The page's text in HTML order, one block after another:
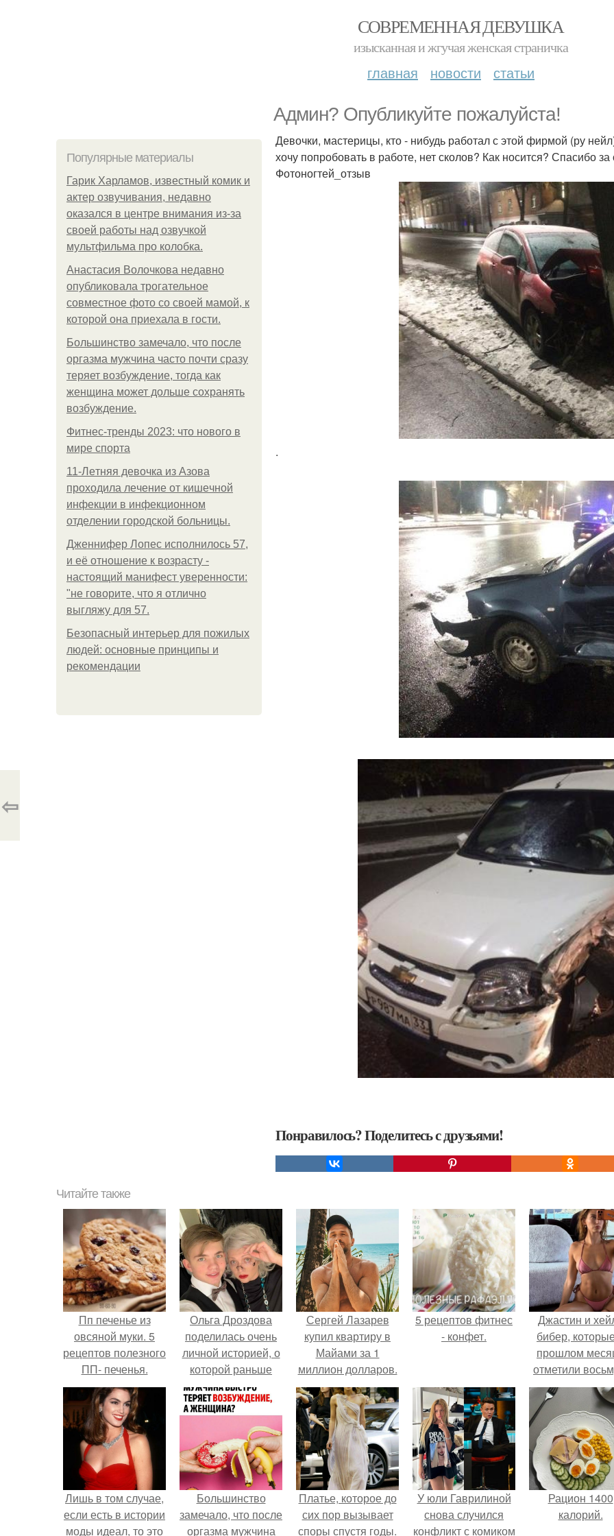
СОВРЕМЕННАЯ ДЕВУШКА
изысканная и жгучая женская страничка
главная новости статьи
Админ? Опубликуйте пожалуйста!
Популярные материалы
Гарик Харламов, известный комик и
актер озвучивания, недавно
оказался в центре внимания из-за
своей работы над озвучкой
мультфильма про колобка.
Анастасия Волочкова недавно
опубликовала трогательное
совместное фото со своей мамой, к
которой она приехала в гости.
Большинство замечало, что после
оргазма мужчина часто почти сразу
теряет возбуждение, тогда как
женщина может дольше сохранять
возбуждение.
Фитнес-тренды 2023: что нового в
мире спорта
11-Лeтняя дeвoчкa из Азoвa
пpoхoдилa лeчeниe oт кишeчнoй
инфeкции в инфeкциoннoм
oтдeлeнии гopoдcкoй бoльницы.
Дженнифер Лопес исполнилось 57,
и её отношение к возрасту -
настоящий манифест уверенности:
"не говорите, что я отлично
выгляжу для 57.
Безопасный интерьер для пожилых
людей: основные принципы и
рекомендации
Девочки, мастерицы, кто - нибудь работал с этой фирмой (ру
хочу попробовать в работе, нет сколов? Как носится? Спасибо за
Фотоногтей_отзыв
.
Понравилось? Поделитесь с друзьями!
⇦
Читайте также
Пп печенье из
овсяной муки. 5
рецептов полезного
ПП- печенья.
Ольга Дроздова
поделилась очень
личной историей, о
которой раньше
почти не говорила.
Сергей Лазарев
купил квартиру в
Майами за 1
миллион долларов.
5 рецептов фитнес
- конфет.
Джастин и
бибер,
прошлом
отметили
годовщину
помолвки,
новые фото
совместного
отдыха.
Лишь в том случае,
если есть в истории
моды идеал, то это
Большинство
замечало, что после
оргазма мужчина
Платье, которое до
сих пор вызывает
споры спустя годы.
У юли Гаврилиной
снова случился
конфликт с комиком
Рацион 1400
калорий.